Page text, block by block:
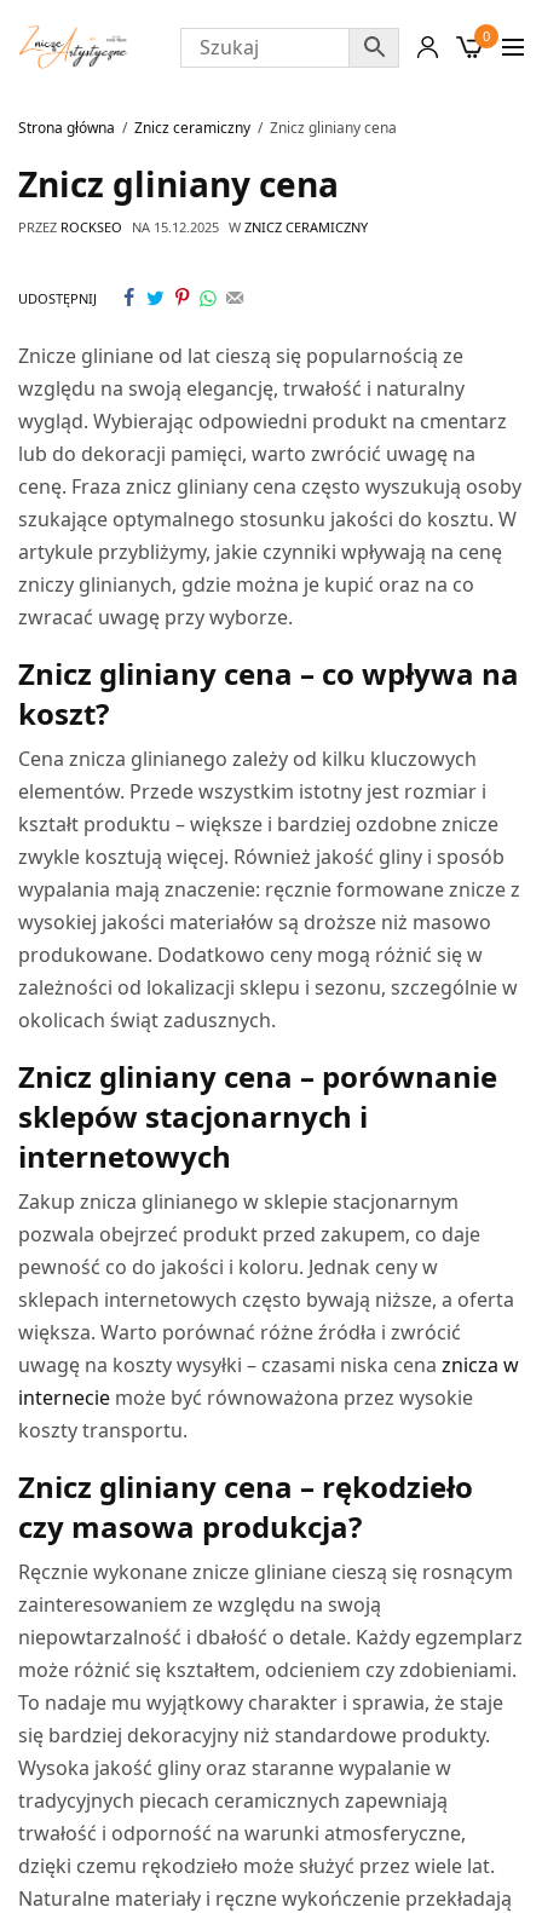
0
Strona główna Znicz ceramiczny Znicz gliniany cena
Znicz gliniany cena
PRZEZ ROCKSEO NA 15.12.2025 W ZNICZ CERAMICZNY
UDOSTĘPNIJ
Znicze gliniane od lat cieszą się popularnością ze
względu na swoją elegancję, trwałość i naturalny
wygląd. Wybierając odpowiedni produkt na cmentarz
lub do dekoracji pamięci, warto zwrócić uwagę na
cenę. Fraza znicz gliniany cena często wyszukują osoby
szukające optymalnego stosunku jakości do kosztu. W
artykule przybliżymy, jakie czynniki wpływają na cenę
zniczy glinianych, gdzie można je kupić oraz na co
zwracać uwagę przy wyborze.
Znicz gliniany cena – co wpływa na
koszt?
Cena znicza glinianego zależy od kilku kluczowych
elementów. Przede wszystkim istotny jest rozmiar i
kształt produktu – większe i bardziej ozdobne znicze
zwykle kosztują więcej. Również jakość gliny i sposób
wypalania mają znaczenie: ręcznie formowane znicze z
wysokiej jakości materiałów są droższe niż masowo
produkowane. Dodatkowo ceny mogą różnić się w
zależności od lokalizacji sklepu i sezonu, szczególnie w
okolicach świąt zadusznych.
Znicz gliniany cena – porównanie
sklepów stacjonarnych i
internetowych
Zakup znicza glinianego w sklepie stacjonarnym
pozwala obejrzeć produkt przed zakupem, co daje
pewność co do jakości i koloru. Jednak ceny w
sklepach internetowych często bywają niższe, a oferta
większa. Warto porównać różne źródła i zwrócić
uwagę na koszty wysyłki – czasami niska cenaznicza w
internecie może być równoważona przez wysokie
koszty transportu.
Znicz gliniany cena – rękodzieło
czy masowa produkcja?
Ręcznie wykonane znicze gliniane cieszą się rosnącym
zainteresowaniem ze względu na swoją
niepowtarzalność i dbałość o detale. Każdy egzemplarz
może różnić się kształtem, odcieniem czy zdobieniami.
To nadaje mu wyjątkowy charakter i sprawia, że staje
się bardziej dekoracyjny niż standardowe produkty.
Wysoka jakość gliny oraz staranne wypalanie w
tradycyjnych piecach ceramicznych zapewniają
trwałość i odporność na warunki atmosferyczne,
dzięki czemu rękodzieło może służyć przez wiele lat.
Naturalne materiały i ręczne wykończenie przekładają